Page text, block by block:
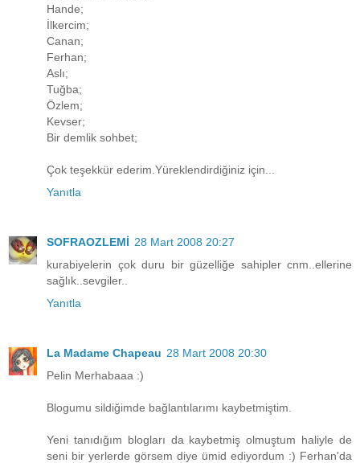
Hande;
İlkercim;
Canan;
Ferhan;
Aslı;
Tuğba;
Özlem;
Kevser;
Bir demlik sohbet;
Çok teşekkür ederim.Yüreklendirdiğiniz için...
Yanıtla
SOFRAOZLEMİ 28 Mart 2008 20:27
kurabiyelerin çok duru bir güzelliğe sahipler cnm..ellerine
sağlık..sevgiler..
Yanıtla
La Madame Chapeau 28 Mart 2008 20:30
Pelin Merhabaaa :)
Blogumu sildiğimde bağlantılarımı kaybetmiştim.
Yeni tanıdığım blogları da kaybetmiş olmuştum haliyle de
seni bir yerlerde görsem diye ümid ediyordum :) Ferhan'da